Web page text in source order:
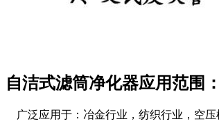
自洁式滤筒净化器应用范围：
广泛应用于：冶金行业，纺织行业，空